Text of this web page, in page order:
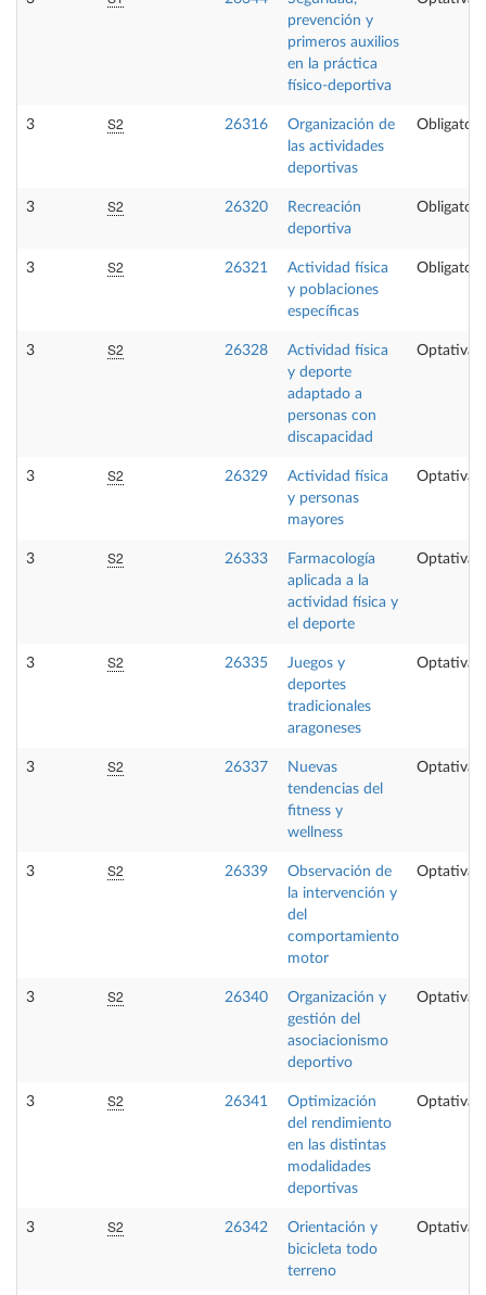
prevención y
primeros auxilios
en la práctica
físico-deportiva
3 S2 26316
Organización de
las actividades
deportivas
3 S2 26320
Recreación
deportiva
3 S2 26321
Actividad física
y poblaciones
específicas
3 S2 26328
Actividad física
y deporte
adaptado a
personas con
discapacidad
Optativa
3 S2 26329
Actividad física
y personas
mayores
Optativa
3 S2 26333
Farmacología
aplicada a la
actividad física y
el deporte
Optativa
3 S2 26335
Juegos y
deportes
tradicionales
aragoneses
Optativa
3 S2 26337
Nuevas
tendencias del
fitness y
wellness
Optativa
3 S2 26339
Observación de
la intervención y
del
comportamiento
motor
Optativa
3 S2 26340
Organización y
gestión del
asociacionismo
deportivo
Optativa
3 S2 26341
Optimización
del rendimiento
en las distintas
modalidades
deportivas
Optativa
3 S2 26342
Orientación y
bicicleta todo
terreno
Optativa